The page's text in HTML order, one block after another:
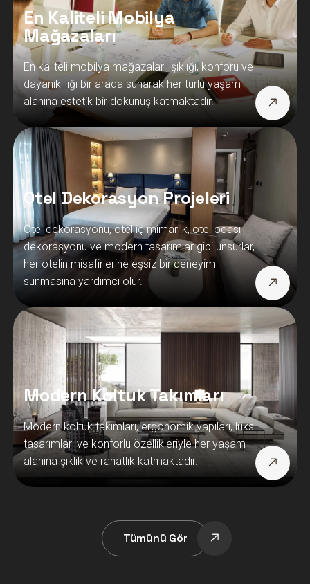
En Kaliteli Mobilya
Mağazaları
En kaliteli mobilya mağazaları, şıklığı, konforu ve
dayanıklılığı bir arada sunarak her türlü yaşam
alanına estetik bir dokunuş katmaktadır.
Otel Dekorasyon Projeleri
Otel dekorasyonu, otel iç mimarlık, otel odası
dekorasyonu ve modern tasarımlar gibi unsurlar,
her otelin misafirlerine eşsiz bir deneyim
sunmasına yardımcı olur.
Modern Koltuk Takımları
Modern koltuk takımları, ergonomik yapıları, lüks
tasarımları ve konforlu özellikleriyle her yaşam
alanına şıklık ve rahatlık katmaktadır.
Tümünü Gör